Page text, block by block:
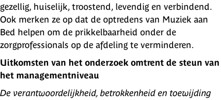
gezellig, huiselijk, troostend, levendig en verbindend.
Ook merken ze op dat de optredens van Muziek aan
Bed helpen om de prikkelbaarheid onder de
zorgprofessionals op de afdeling te verminderen.
Uitkomsten van het onderzoek omtrent de steun van
het managementniveau
De verantwoordelijkheid, betrokkenheid en toewijding